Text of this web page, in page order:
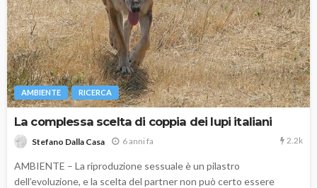
AMBIENTE RICERCA
La complessa scelta di coppia dei lupi italiani
Stefano Dalla Casa 6 anni fa 2.2k
AMBIENTE – La riproduzione sessuale è un pilastro
dell’evoluzione, e la scelta del partner non può certo essere